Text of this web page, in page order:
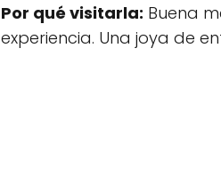
Por qué visitarla: Buena
experiencia. Una joya de